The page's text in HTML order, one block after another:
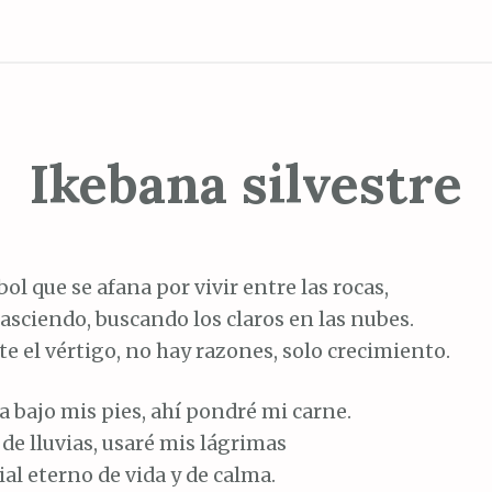
Ikebana silvestre
que se afana por vivir entre las rocas,
buscando los claros en las nubes.
el vértigo, no hay razones, solo crecimiento.
bajo mis pies, ahí pondré mi carne.
de lluvias, usaré mis lágrimas
eterno de vida y de calma.